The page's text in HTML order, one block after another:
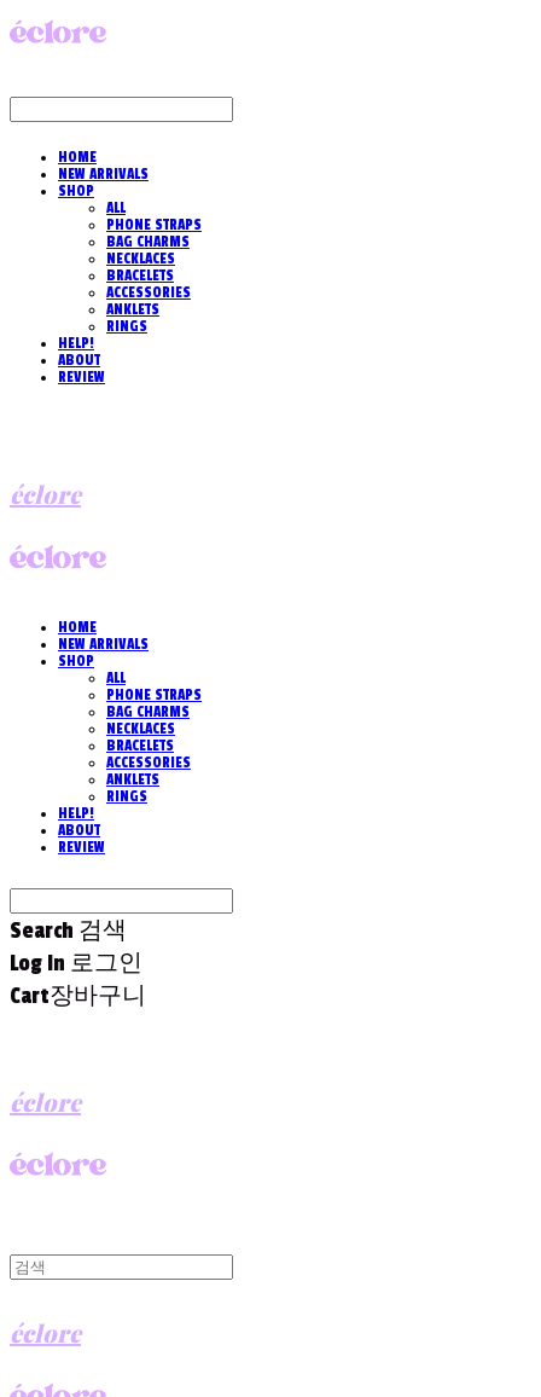
HOME
NEW ARRIVALS
SHOP
ALL
PHONE STRAPS
BAG CHARMS
NECKLACES
BRACELETS
ACCESSORIES
ANKLETS
RINGS
HELP!
ABOUT
REVIEW
éclore
HOME
NEW ARRIVALS
SHOP
ALL
PHONE STRAPS
BAG CHARMS
NECKLACES
BRACELETS
ACCESSORIES
ANKLETS
RINGS
HELP!
ABOUT
REVIEW
Search 검색
Log In 로그인
Cart장바구니
éclore
éclore